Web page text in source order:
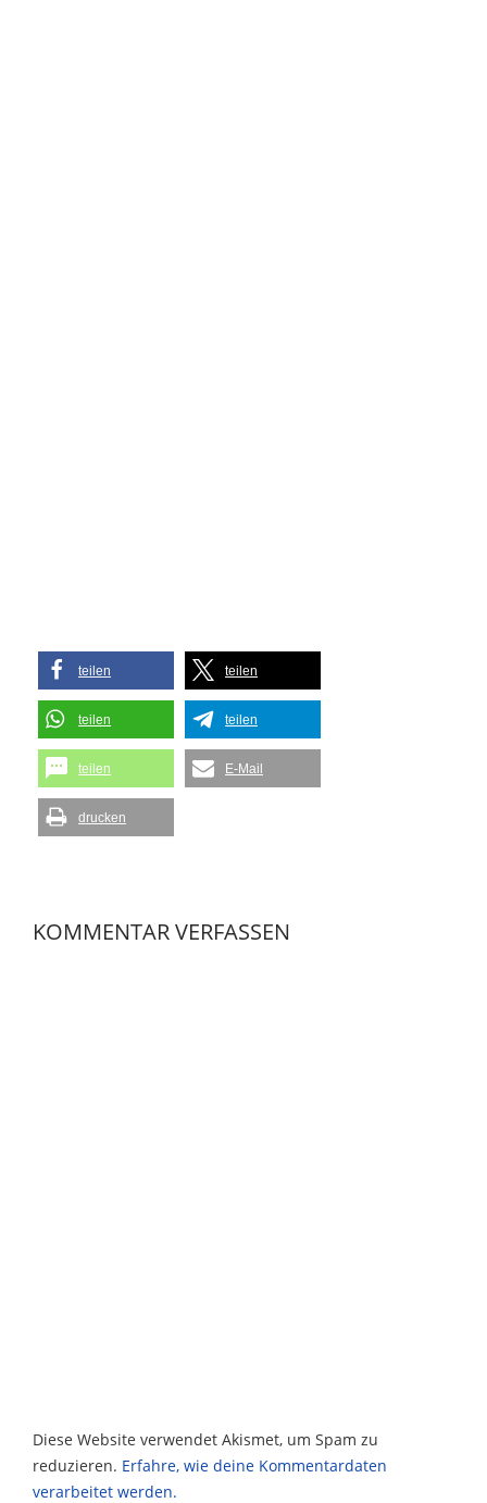
teilen teilen
teilen teilen
teilen E-Mail
drucken
KOMMENTAR VERFASSEN
Diese Website verwendet Akismet, um Spam zu
reduzieren. Erfahre, wie deine Kommentardaten
verarbeitet werden.